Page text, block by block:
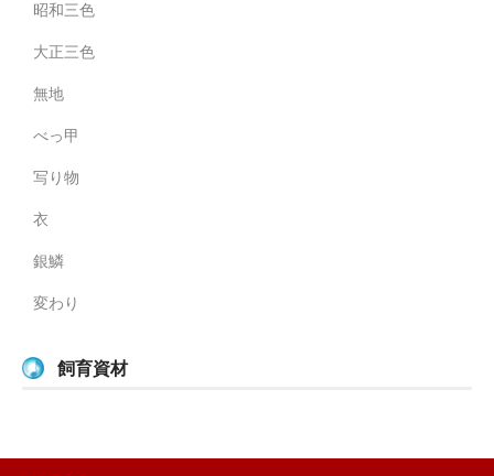
昭和三色
大正三色
無地
べっ甲
写り物
衣
銀鱗
変わり
飼育資材